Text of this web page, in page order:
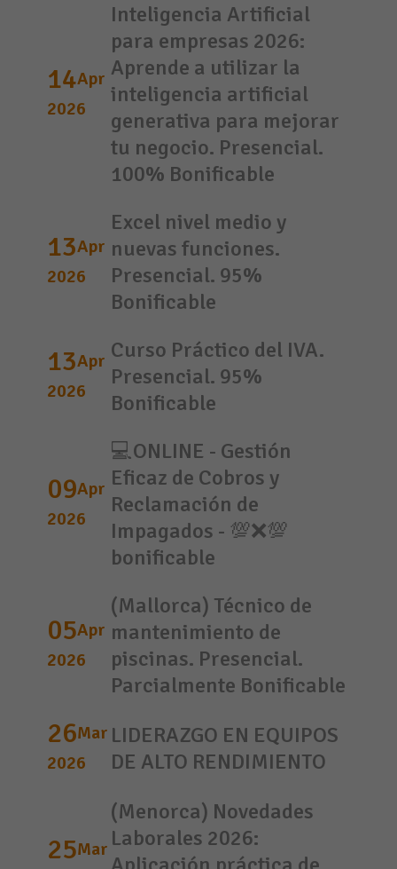
14Apr
2026
Inteligencia Artificial
para empresas 2026:
Aprende a utilizar la
inteligencia artificial
generativa para mejorar
tu negocio. Presencial.
100% Bonificable
13Apr
2026
Excel nivel medio y
nuevas funciones.
Presencial. 95%
Bonificable
13Apr
2026
Curso Práctico del IVA.
Presencial. 95%
Bonificable
09Apr
2026
💻ONLINE - Gestión
Eficaz de Cobros y
Reclamación de
Impagados - 💯❌💯
bonificable
05Apr
2026
(Mallorca) Técnico de
mantenimiento de
piscinas. Presencial.
Parcialmente Bonificable
26Mar
2026
LIDERAZGO EN EQUIPOS
DE ALTO RENDIMIENTO
25Mar
(Menorca) Novedades
Laborales 2026: